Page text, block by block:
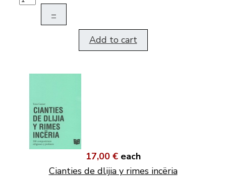
–
Add to cart
17,00 € each
Cianties de dlijia y rimes incëria